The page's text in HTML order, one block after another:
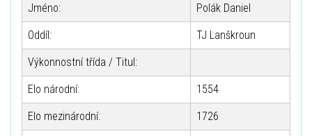
Jméno: Polák Daniel
Oddíl: TJ Lanškroun
Výkonnostní třída / Titul:
Elo národní: 1554
Elo mezinárodní: 1726